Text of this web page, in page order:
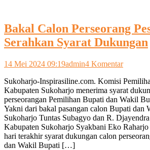
Bakal Calon Perseorang
Serahkan Syarat Dukungan
14 Mei 2024 09:19admin4 Komentarpada
Calon
Peserta
Pilkada
Syarat
Sukoharjo-Inspirasiline.com. Komisi
Kabupaten Sukoharjo menerima syarat
perseorangan Pemilihan Bupati dan Wakil
Yakni dari bakal pasangan calon Bupati dan
Sukoharjo Tuntas Subagyo dan R.
Kabupaten Sukoharjo Syakbani Eko Raharjo
hari terakhir syarat dukungan calon
dan Wakil Bupati […]